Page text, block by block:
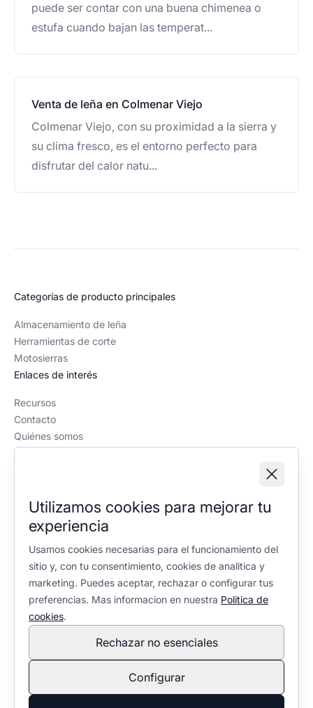
puede ser contar con una buena chimenea o
estufa cuando bajan las temperat...
Venta de leña en Colmenar Viejo
Colmenar Viejo, con su proximidad a la sierra y
su clima fresco, es el entorno perfecto para
disfrutar del calor natu...
Utilizamos cookies para mejorar tu
experiencia
Usamos cookies necesarias para el funcionamiento del
sitio y, con tu consentimiento, cookies de analitica y
marketing. Puedes aceptar, rechazar o configurar tus
preferencias. Mas informacion en nuestra Politica de
cookies.
Rechazar no esenciales
Configurar
Categorías de producto principales
Almacenamiento de leña
Herramientas de corte
Motosierras
Enlaces de interés
Recursos
Contacto
Quiénes somos
Política editorial
Política de privacidad
Política de cookies
Configuración de cookies
En calidad de Afiliado de Amazon, obtengo ingresos por las
compras adscritas que cumplen los requisitos aplicables. No
condiciona la selección ni la valoración de los productos:
política editorial.